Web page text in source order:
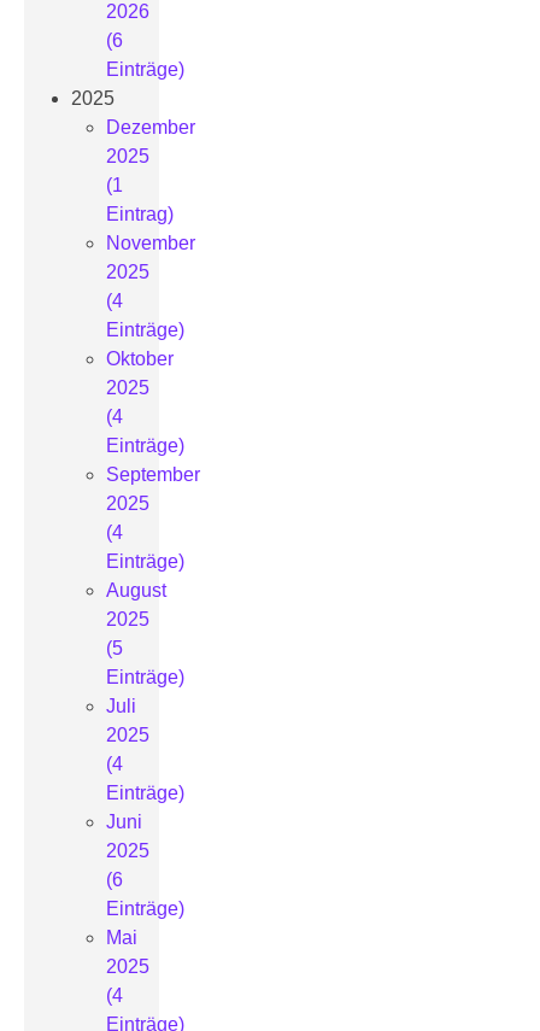
2026
(6
Einträge)
2025
Dezember
2025
(1
Eintrag)
November
2025
(4
Einträge)
Oktober
2025
(4
Einträge)
September
2025
(4
Einträge)
August
2025
(5
Einträge)
Juli
2025
(4
Einträge)
Juni
2025
(6
Einträge)
Mai
2025
(4
Einträge)